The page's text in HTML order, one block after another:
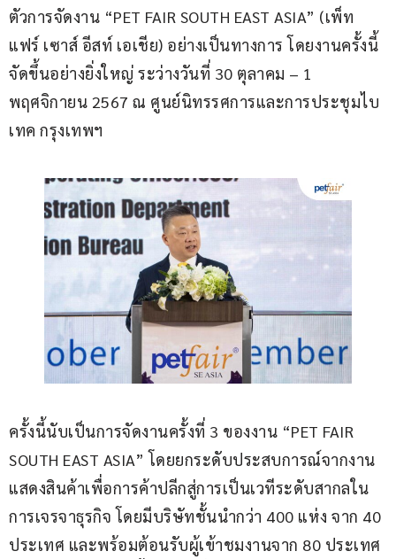
ตัวการจัดงาน “PET FAIR SOUTH EAST ASIA” (เพ็ท
แฟร์ เซาส์ อีสท์ เอเชีย) อย่างเป็นทางการ โดยงานครั้งนี้
จัดขึ้นอย่างยิ่งใหญ่ ระว่างวันที่ 30 ตุลาคม – 1
พฤศจิกายน 2567 ณ ศูนย์นิทรรศการและการประชุมไบ
เทค กรุงเทพฯ
ครั้งนี้นับเป็นการจัดงานครั้งที่ 3 ของงาน “PET FAIR
SOUTH EAST ASIA” โดยยกระดับประสบการณ์จากงาน
แสดงสินค้าเพื่อการค้าปลีกสู่การเป็นเวทีระดับสากลใน
การเจรจาธุรกิจ โดยมีบริษัทชั้นนำกว่า 400 แห่ง จาก 40
ประเทศ และพร้อมต้อนรับผู้เข้าชมงานจาก 80 ประเทศ